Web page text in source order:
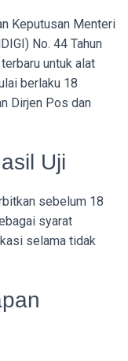
Keputusan Menteri
No. 44 Tahun
untuk alat
berlaku 18
Dirjen Pos dan
Uji
sebelum 18
syarat
selama tidak